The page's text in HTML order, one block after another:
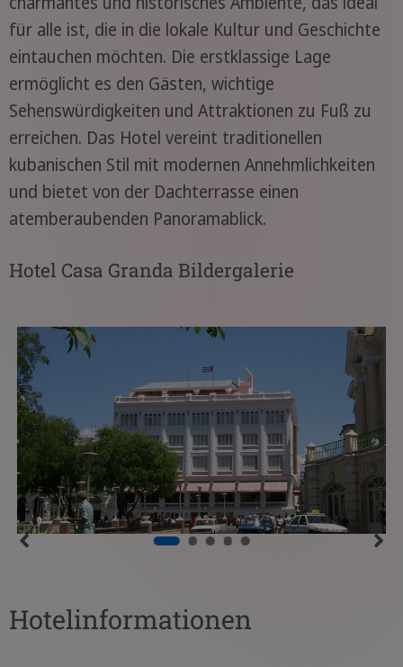
für alle ist, die in die lokale Kultur und Geschichte
eintauchen möchten. Die erstklassige Lage
ermöglicht es den Gästen, wichtige
Sehenswürdigkeiten und Attraktionen zu Fuß zu
erreichen. Das Hotel vereint traditionellen
kubanischen Stil mit modernen Annehmlichkeiten
und bietet von der Dachterrasse einen
atemberaubenden Panoramablick.
Hotel Casa Granda Bildergalerie
Hotelinformationen